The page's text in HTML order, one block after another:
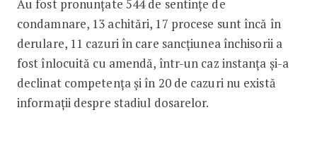
Au fost pronunțate 544 de sentințe de
condamnare, 13 achitări, 17 procese sunt încă în
derulare, 11 cazuri în care sancțiunea închisorii a
fost înlocuită cu amendă, într-un caz instanța și-a
declinat competența și în 20 de cazuri nu există
informații despre stadiul dosarelor.